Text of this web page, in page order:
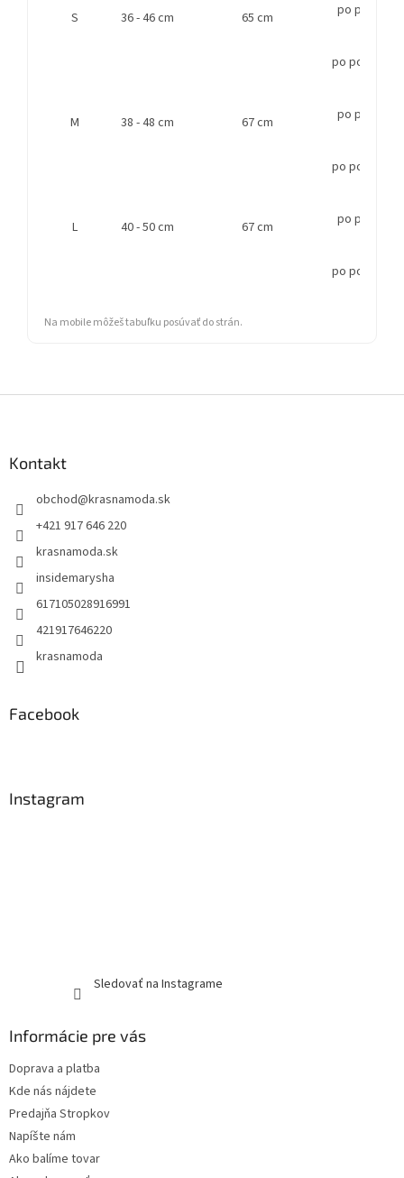
S 36 - 46 cm 65 cm po prvý
po posledný
M 38 - 48 cm 67 cm po prvý
po posledný
L 40 - 50 cm 67 cm po prvý
po posledný
Na mobile môžeš tabuľku posúvať do strán.
Kontakt
obchod@krasnamoda.sk
+421 917 646 220
krasnamoda.sk
insidemarysha
617105028916991
421917646220
krasnamoda
Facebook
Instagram
Sledovať na Instagrame
Informácie pre vás
Doprava a platba
Kde nás nájdete
Predajňa Stropkov
Napíšte nám
Ako balíme tovar